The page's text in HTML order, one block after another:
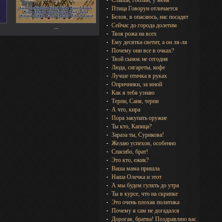
...
Птица Говорун отличается
Белов, я опасаюсь, нас посадят
Сейчас до города долетим
Твоя рожа на всех
Ему десятка светит, а он ля-ля
Почему они все в очках?
Твой сынок не сегодня
Люда, сигареты, кофе
Лучше птичка в руках
Опричники, за мной
Как я тебя узнаю
Терпи, Саня, терпи
А что, кира
Пора закупать оружие
Ты кто, Капица?
Зараза ты, Сурикова!
Желаю успехов, особенно
Спасибо, брат!
Это кто, ежик?
Ваша мама пришла
Наша Олечка и этот
А мы будем гулять до утра
Ты в курсе, что на скрипке
Это очень плохая политика
Почему я сам не догадался
Дорогая, братва! Поздравляю вас